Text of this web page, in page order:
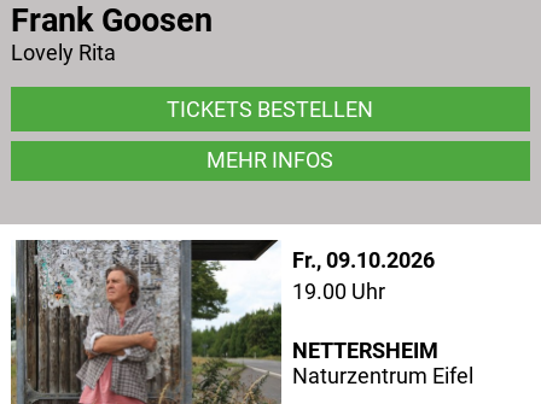
Frank Goosen
Lovely Rita
TICKETS BESTELLEN
MEHR INFOS
Fr., 09.10.2026
19.00 Uhr
NETTERSHEIM
Naturzentrum Eifel